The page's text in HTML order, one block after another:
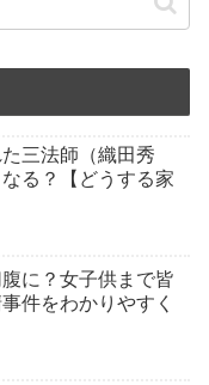
三法師（織田秀
る？【どうする家
に？女子供まで皆
件をわかりやすく